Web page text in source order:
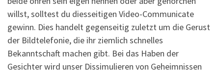
willst, solltest du diesseitigen Video-Communicate
gewinn. Dies handelt gegenseitig zuletzt um die Gerust
der Bildtelefonie, die ihr ziemlich schnelles
Bekanntschaft machen gibt. Bei das Haben der
Gesichter wird unser Dissimulieren von Geheimnissen